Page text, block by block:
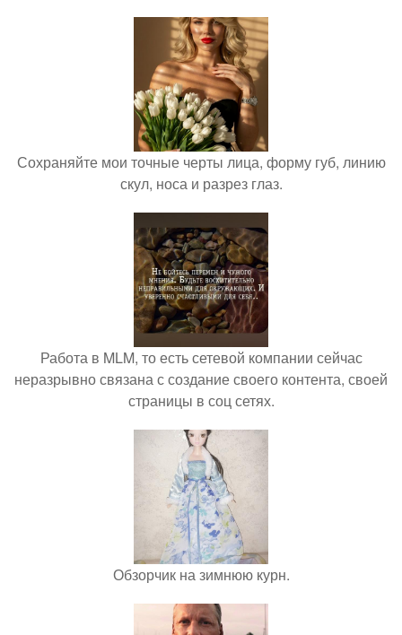
Сохраняйте мои точные черты лица, форму губ, линию
скул, носа и разрез глаз.
Работа в MLM, то есть сетевой компании сейчас
неразрывно связана с создание своего контента, своей
страницы в соц сетях.
Обзорчик на зимнюю курн.